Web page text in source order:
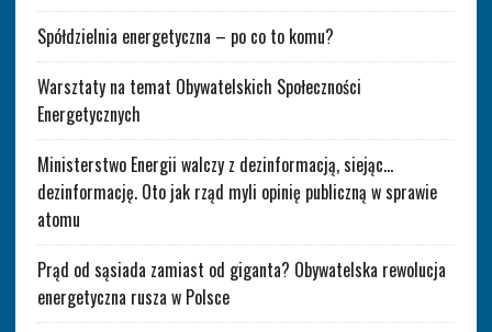
Spółdzielnia energetyczna – po co to komu?
Warsztaty na temat Obywatelskich Społeczności
Energetycznych
Ministerstwo Energii walczy z dezinformacją, siejąc…
dezinformację. Oto jak rząd myli opinię publiczną w sprawie
atomu
Prąd od sąsiada zamiast od giganta? Obywatelska rewolucja
energetyczna rusza w Polsce